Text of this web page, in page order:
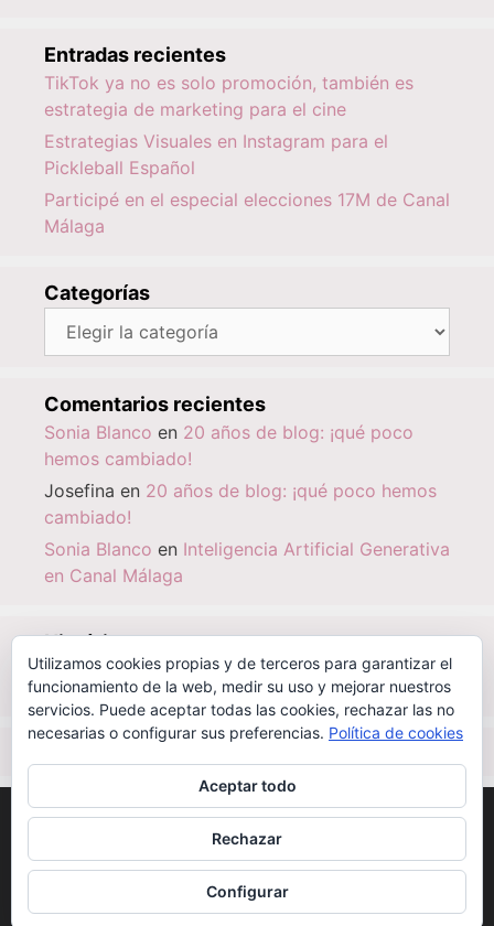
Entradas recientes
TikTok ya no es solo promoción, también es
estrategia de marketing para el cine
Estrategias Visuales en Instagram para el
Pickleball Español
Participé en el especial elecciones 17M de Canal
Málaga
Categorías
Comentarios recientes
Sonia Blanco en 20 años de blog: ¡qué poco
hemos cambiado!
Josefina en 20 años de blog: ¡qué poco hemos
cambiado!
Sonia Blanco en Inteligencia Artificial Generativa
en Canal Málaga
Histórico
Histórico
| 2003 - 2026
Alojamiento | mantenimiento:OCTANIO SISTEMAS
INFORMÁTICOS
MEDI@ESFERA
Utilizamos cookies propias y de terceros para garantizar el
funcionamiento de la web, medir su uso y mejorar nuestros
servicios. Puede aceptar todas las cookies, rechazar las no
necesarias o configurar sus preferencias. Política de cookies
Aceptar todo
Rechazar
Configurar